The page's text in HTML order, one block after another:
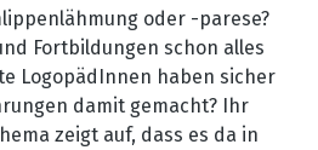
oder -parese?
Fortbildungen schon alles
LogopädInnen haben sicher
damit gemacht? Ihr
zeigt auf, dass es da in